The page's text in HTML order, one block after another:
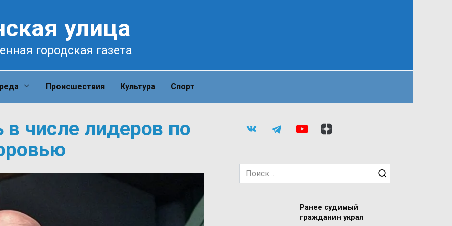
улица
городская газета
Происшествия Культура Спорт
в числе лидеров по
Search
for:
Ранее судимый
гражданин украл